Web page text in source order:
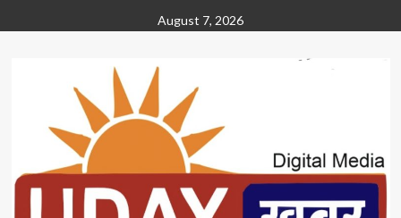
to
August 7, 2026